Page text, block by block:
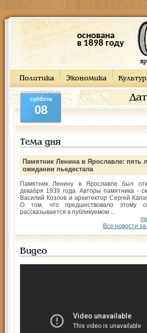
основана
в 1898 году
Политика Экономика
суббота
08
Тема дня
Памятник Ленина в Ярославле: пять
ожидании пьедестала
Памятник Ленину в Ярославле был
декабря 1939 года. Авторы памятника -
Василий Козлов и архитектор Сергей
О том, что предшествовало этому
рассказывается в публикуемом ...
Все новости
Видео